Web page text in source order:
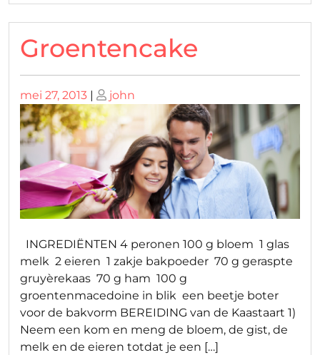
Groentencake
Geplaatst
op
mei 27, 2013 | Geplaatst
op
john
INGREDIËNTEN 4 peronen 100 g bloem 1 glas
melk 2 eieren 1 zakje bakpoeder 70 g geraspte
gruyèrekaas 70 g ham 100 g
groentenmacedoine in blik een beetje boter
voor de bakvorm BEREIDING van de Kaastaart 1)
Neem een kom en meng de bloem, de gist, de
melk en de eieren totdat je een […]